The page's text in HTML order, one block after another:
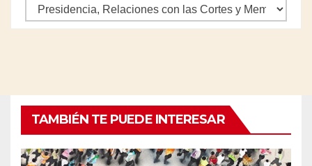
Categorías
TAMBIÉN TE PUEDE INTERESAR